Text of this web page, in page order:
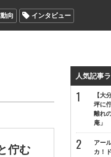
向 インタビュー
佇む
人気記事
【大
坪に
離れ
庵」
アー
カ！